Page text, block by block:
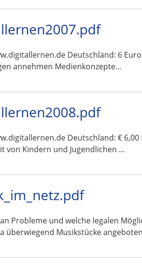
Deutschland: 6
annehmen Medienkonzepte…
Deutschland: €
von Kindern und Jugendlichen …
Probleme und welche legalen
überwiegend Musikstücke